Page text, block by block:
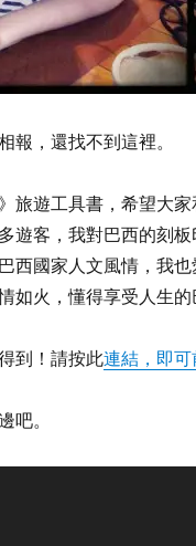
報，還找不到這裡。
旅遊工具書，希望大
遊客，我對巴西的刻
西國家人文風情，我
如火，懂得享受人生的
到！請按此連結，即
吧。